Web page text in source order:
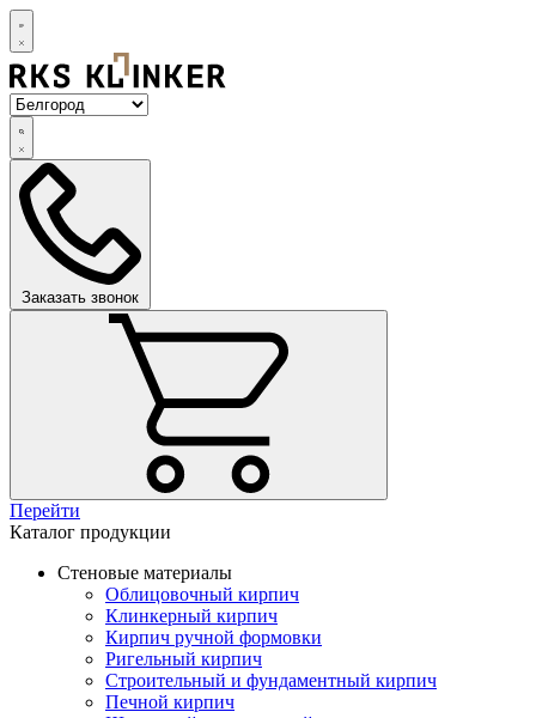
Заказать звонок
Перейти
Каталог продукции
Стеновые материалы
Облицовочный кирпич
Клинкерный кирпич
Кирпич ручной формовки
Ригельный кирпич
Строительный и фундаментный кирпич
Печной кирпич